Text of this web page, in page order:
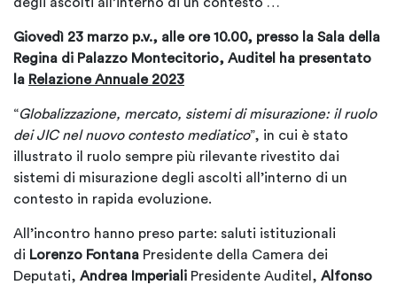
Giovedì 23 marzo p.v., alle ore 10.00, presso la Sala della
Regina di Palazzo Montecitorio, Auditel ha presentato
la Relazione Annuale 2023
“Globalizzazione, mercato, sistemi di misurazione: il ruolo
dei JIC nel nuovo contesto mediatico”, in cui è stato
illustrato il ruolo sempre più rilevante rivestito dai
sistemi di misurazione degli ascolti all’interno di un
contesto in rapida evoluzione.
All’incontro hanno preso parte: saluti istituzionali
di Lorenzo Fontana Presidente della Camera dei
Deputati, Andrea Imperiali Presidente Auditel, Alfonso